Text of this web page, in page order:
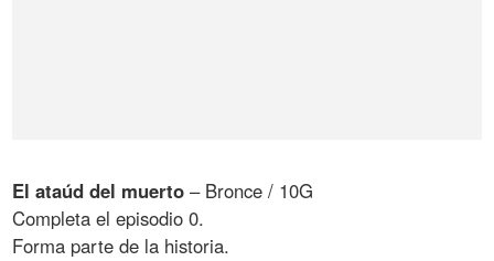
El ataúd del muerto – Bronce / 10G
Completa el episodio 0.
Forma parte de la historia.